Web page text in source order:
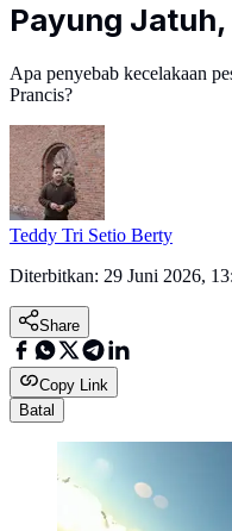
Payung Jatuh,
Apa penyebab kecelakaan
Prancis?
Teddy Tri Setio Berty
Diterbitkan: 29 Juni 2026,
Share
Copy Link
Batal